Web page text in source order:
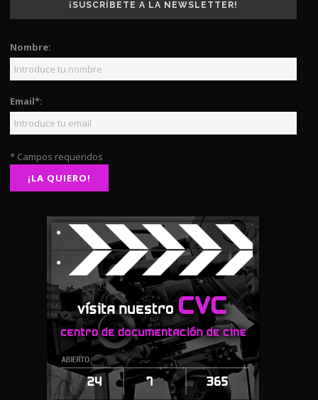
¡SUSCRÍBETE A LA NEWSLETTER!
Nombre:
Email*:
* Campos requeridos